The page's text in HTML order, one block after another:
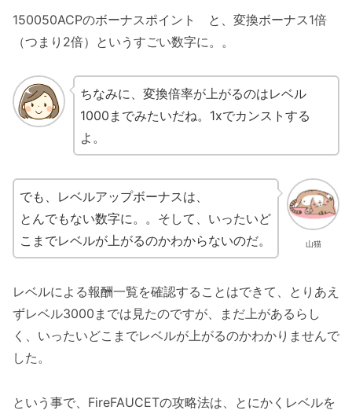
150050ACPのボーナスポイント と、変換ボーナス1倍
（つまり2倍）というすごい数字に。。
ちなみに、変換倍率が上がるのはレベル
1000までみたいだね。1xでカンストする
よ。
山猫
でも、レベルアップボーナスは、
とんでもない数字に。。そして、いったいど
こまでレベルが上がるのかわからないのだ。
レベルによる報酬一覧を確認することはできて、とりあえ
ずレベル3000までは見たのですが、まだ上があるらし
く、いったいどこまでレベルが上がるのかわかりませんで
した。
という事で、FireFAUCETの攻略法は、とにかくレベルを